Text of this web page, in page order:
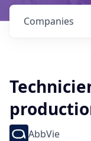
Companies
AbbVie